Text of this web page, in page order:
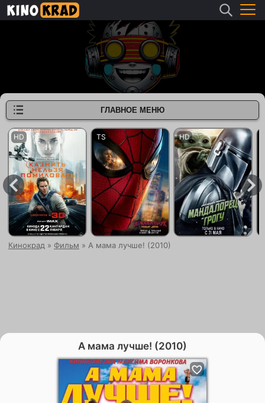
Кинокрад » Фильм » А мама лучше! (2010)
А мама лучше! (2010)
ГЛАВНОЕ МЕНЮ